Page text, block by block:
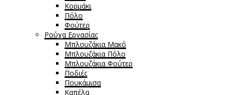
Κορμάκι
Πόλο
Φούτερ
Ρούχα Εργασίας
Μπλουζάκια Μακό
Μπλουζάκια Πόλο
Μπλουζάκια Φούτερ
Ποδιές
Πουκάμισα
Καπέλα